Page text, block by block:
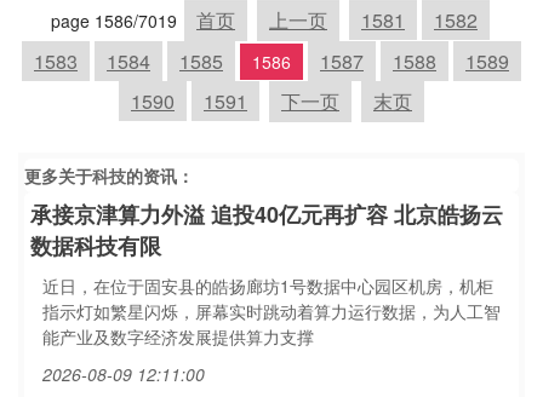
page 1586/7019 首页 上一页 1581
1582
1583
1584 1585 1586 1587 1588
1589
1590
1591 下一页 末页
更多关于科技的资讯：
承接京津算力外溢 追投40亿元再扩容 北京皓扬云
数据科技有限
近日，在位于固安县的皓扬廊坊1号数据中心园区机房，机柜
指示灯如繁星闪烁，屏幕实时跳动着算力运行数据，为人工智
能产业及数字经济发展提供算力支撑
2026-08-09 12:11:00